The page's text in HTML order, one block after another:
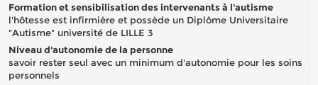
Formation et sensibilisation des intervenants à l'autisme
l'hôtesse est infirmière et possède un Diplôme Universitaire
"Autisme" université de LILLE 3
Niveau d'autonomie de la personne
savoir rester seul avec un minimum d'autonomie pour les soins
personnels